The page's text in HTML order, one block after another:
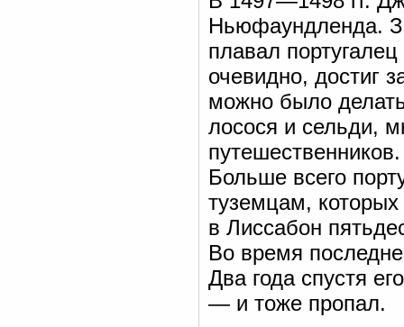
Ньюфаундленда.
плавал
очевидно, достиг
можно было
лосося и сельди,
Больше всего
туземцам,
в Лиссабон
Во время
Два года спустя
— и тоже пропал.